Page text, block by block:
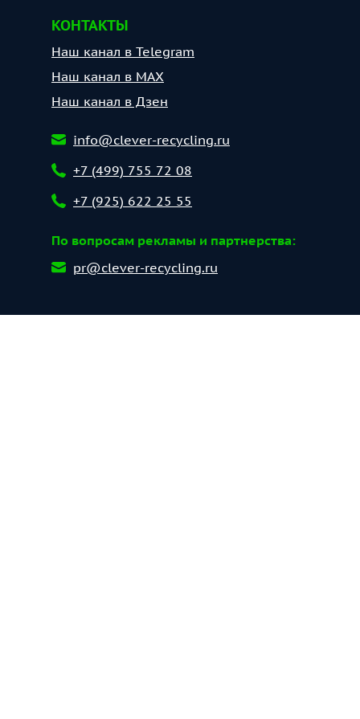
КОНТАКТЫ
Наш канал в Telegram
Наш канал в МАХ
Наш канал в Дзен
info@clever-recycling.ru
+7 (499) 755 72 08
+7 (925) 622 25 55
По вопросам рекламы и партнерства:
pr@clever-recycling.ru